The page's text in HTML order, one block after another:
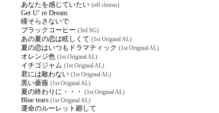
あなたを感じていたい (off chorus)
Get U’ re Dream
瞳そらさないで
ブラックコーヒー (3rd SG)
あの夏の恋は眩しくて (1st Original AL)
夏の恋はいつもドラマティック (1st Original AL)
オレンジ色 (1st Original AL)
イチゴジャム (1st Original AL)
君には敵わない (1st Original AL)
黒い薔薇 (1st Original AL)
夏の終わりに・・・ (1st Original AL)
Blue tears (1st Original AL)
運命のルーレット廻して